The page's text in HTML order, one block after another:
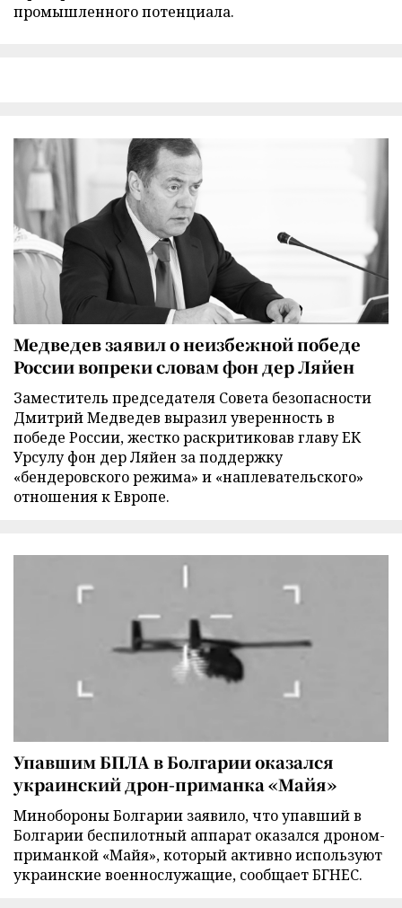
промышленного потенциала.
Медведев заявил о неизбежной победе
России вопреки словам фон дер Ляйен
Заместитель председателя Совета безопасности
Дмитрий Медведев выразил уверенность в
победе России, жестко раскритиковав главу ЕК
Урсулу фон дер Ляйен за поддержку
«бендеровского режима» и «наплевательского»
отношения к Европе.
Упавшим БПЛА в Болгарии оказался
украинский дрон-приманка «Майя»
Минобороны Болгарии заявило, что упавший в
Болгарии беспилотный аппарат оказался дроном-
приманкой «Майя», который активно используют
украинские военнослужащие, сообщает БГНЕС.